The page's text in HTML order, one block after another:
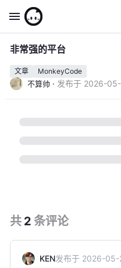
非常强的平台
文章 MonkeyCode
不算帅 · 发布于 2026-
共 2 条评论
KEN发布于 2026-05-